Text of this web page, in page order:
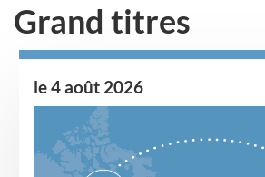
Grand titres
le 4 août 2026
Image